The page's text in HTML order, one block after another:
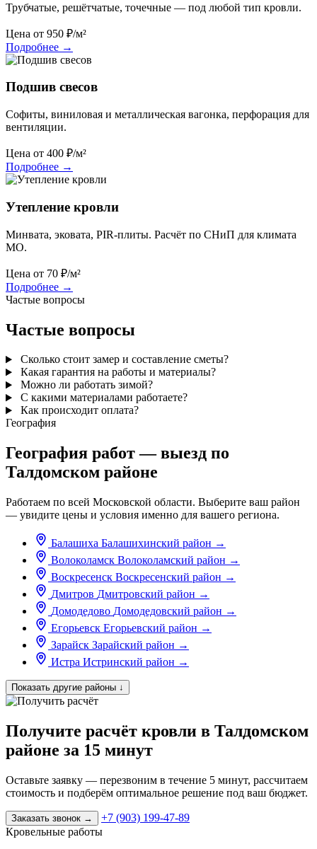
Трубчатые, решётчатые, точечные — под любой тип кровли.
Цена от 950 ₽/м²
Подробнее →
Подшив свесов
Софиты, виниловая и металлическая вагонка, перфорация для
вентиляции.
Цена от 400 ₽/м²
Подробнее →
Утепление кровли
Минвата, эковата, PIR-плиты. Расчёт по СНиП для климата
МО.
Цена от 70 ₽/м²
Подробнее →
Частые вопросы
Частые вопросы
Сколько стоит замер и составление сметы?
Какая гарантия на работы и материалы?
Можно ли работать зимой?
С какими материалами работаете?
Как происходит оплата?
География
География работ — выезд по
Талдомском районе
Работаем по всей Московской области. Выберите ваш район
— увидите цены и условия именно для вашего региона.
Балашиха Балашихинский район →
Волоколамск Волоколамский район →
Воскресенск Воскресенский район →
Дмитров Дмитровский район →
Домодедово Домодедовский район →
Егорьевск Егорьевский район →
Зарайск Зарайский район →
Истра Истринский район →
Показать другие районы ↓
Получите расчёт кровли в Талдомском
районе за 15 минут
Оставьте заявку — перезвоним в течение 5 минут, рассчитаем
стоимость и подберём оптимальное решение под ваш бюджет.
Заказать звонок →
+7 (903) 199-47-89
Кровельные работы